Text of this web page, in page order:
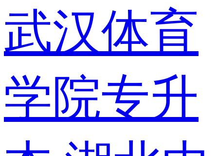
武汉体育
学院专升